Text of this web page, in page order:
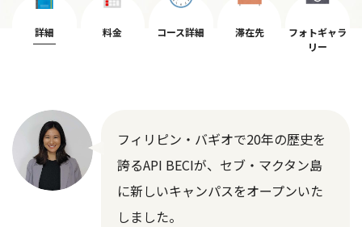
詳細 料金 コース詳細 滞在先
フォトギャラ
リー
フィリピン・バギオで20年の歴史を
誇るAPI BECIが、セブ・マクタン島
に新しいキャンパスをオープンいた
しました。